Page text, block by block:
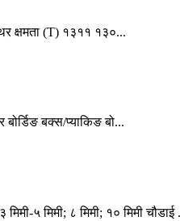
क्षमता (T) १३११ १३०...
बोर्डिङ बक्स/प्याकिङ बो...
५ मिमी; ८ मिमी; १० मिमी चौडाई